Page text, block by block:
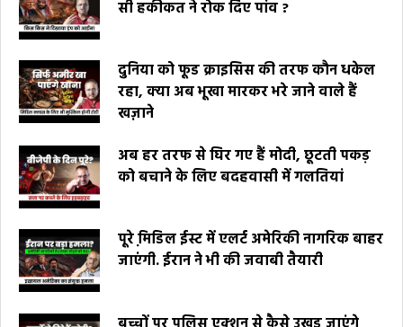
सी हकीकत ने रोक दिए पांव ?
दुनिया को फूड क्राइसिस की तरफ कौन धकेल
रहा, क्या अब भूखा मारकर भरे जाने वाले हैं
खज़ाने
अब हर तरफ से घिर गए हैं मोदी, छूटती पकड़
को बचाने के लिए बदहवासी में गलतियां
पूरे मि़डिल ईस्ट में एलर्ट अमेरिकी नागरिक बाहर
जाएंगी. ईरान ने भी की जवाबी तैयारी